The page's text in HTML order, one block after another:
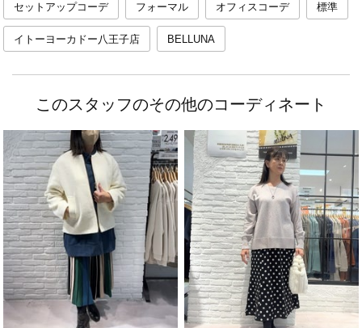
セットアップコーデ フォーマル オフィスコーデ 標準
イトーヨーカドー八王子店 BELLUNA
このスタッフのその他のコーディネート